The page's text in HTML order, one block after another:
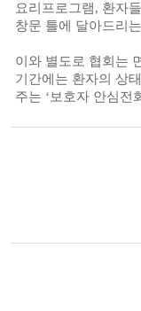
요리프로그램, 환자
창문 틀에 달아드리
이와 별도로 협회는
기간에는 환자의 상태
주는 ‘보호자 안심전